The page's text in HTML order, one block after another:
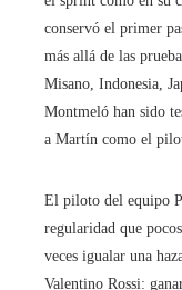
conservó el primer
más allá de las
Misano, Indonesia,
Montmeló han sido
a Martín como el
El piloto del equipo
regularidad que
veces igualar una
Valentino Rossi: